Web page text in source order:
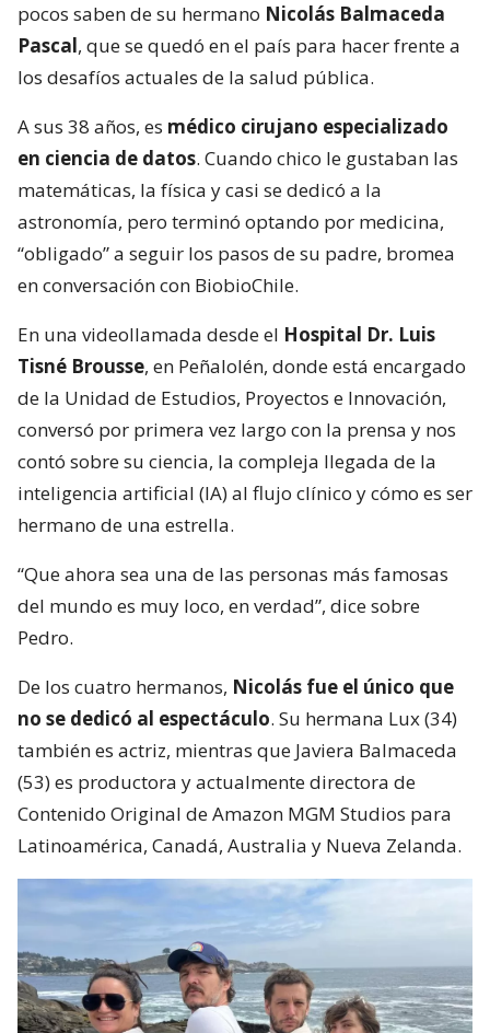
pocos saben de su hermano Nicolás Balmaceda
Pascal, que se quedó en el país para hacer frente a
los desafíos actuales de la salud pública.
A sus 38 años, es médico cirujano especializado
en ciencia de datos. Cuando chico le gustaban las
matemáticas, la física y casi se dedicó a la
astronomía, pero terminó optando por medicina,
“obligado” a seguir los pasos de su padre, bromea
en conversación con BiobioChile.
En una videollamada desde el Hospital Dr. Luis
Tisné Brousse, en Peñalolén, donde está encargado
de la Unidad de Estudios, Proyectos e Innovación,
conversó por primera vez largo con la prensa y nos
contó sobre su ciencia, la compleja llegada de la
inteligencia artificial (IA) al flujo clínico y cómo es ser
hermano de una estrella.
“Que ahora sea una de las personas más famosas
del mundo es muy loco, en verdad”, dice sobre
Pedro.
De los cuatro hermanos, Nicolás fue el único que
no se dedicó al espectáculo. Su hermana Lux (34)
también es actriz, mientras que Javiera Balmaceda
(53) es productora y actualmente directora de
Contenido Original de Amazon MGM Studios para
Latinoamérica, Canadá, Australia y Nueva Zelanda.